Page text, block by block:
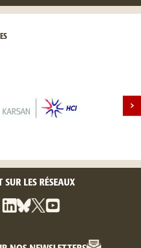
SUR LES RÉSEAUX